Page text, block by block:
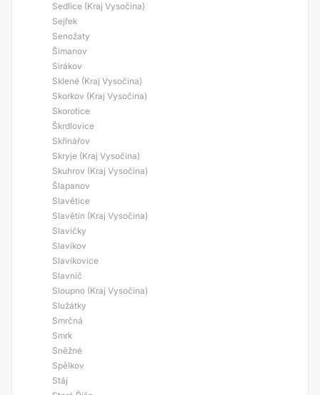
Sedlice (Kraj Vysočina)
Sejřek
Senožaty
Šimanov
Sirákov
Sklené (Kraj Vysočina)
Skorkov (Kraj Vysočina)
Skorotice
Škrdlovice
Skřinářov
Skryje (Kraj Vysočina)
Skuhrov (Kraj Vysočina)
Šlapanov
Slavětice
Slavětín (Kraj Vysočina)
Slavičky
Slavíkov
Slavíkovice
Slavníč
Sloupno (Kraj Vysočina)
Služátky
Smrčná
Smrk
Sněžné
Spělkov
Stáj